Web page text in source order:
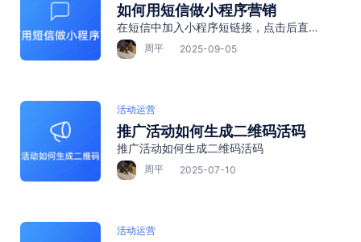
如何用短信做小程序营销
在短信中加入小程序短链接，点击后直接
打开微信小程序
周平 2025-09-05
活动运营
推广活动如何生成二维码活码
推广活动如何生成二维码活码
周平 2025-07-10
活动运营